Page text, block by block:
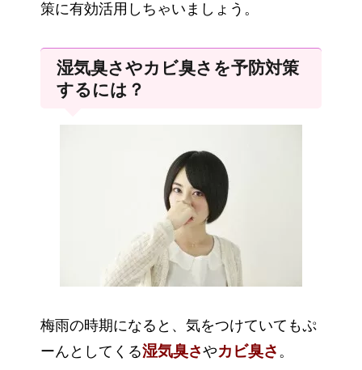
策に有効活用しちゃいましょう。
湿気臭さやカビ臭さを予防対策
するには？
梅雨の時期になると、気をつけていてもぷ
ーんとしてくる湿気臭さやカビ臭さ 。